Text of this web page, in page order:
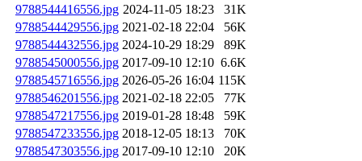
9788544416556.jpg 2024-11-05 18:23
31K
9788544429556.jpg 2021-02-18 22:04
56K
9788544432556.jpg 2024-10-29 18:29
89K
9788545000556.jpg 2017-09-10 12:10 6.6K
9788545716556.jpg 2026-05-26 16:04 115K
9788546201556.jpg 2021-02-18 22:05
77K
9788547217556.jpg 2019-01-28 18:48
59K
9788547233556.jpg 2018-12-05 18:13
70K
9788547303556.jpg 2017-09-10 12:10
20K